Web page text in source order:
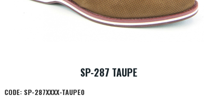
SP-287 TAUPE
CODE:SP-287XXXX-TAUPE0